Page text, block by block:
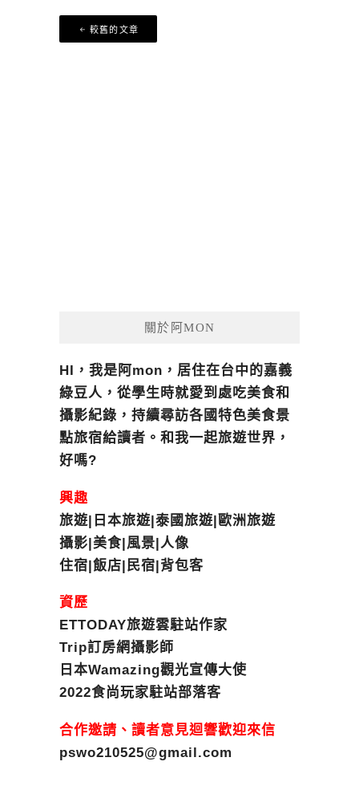
章
較舊的文章
關於阿MON
HI，我是阿mon，居住在台中的嘉義
綠豆人，從學生時就愛到處吃美食和
攝影紀錄，持續尋訪各國特色美食景
點旅宿給讀者。和我一起旅遊世界，
好嗎?
興趣
旅遊|日本旅遊|泰國旅遊|歐洲旅遊
攝影|美食|風景|人像
住宿|飯店|民宿|背包客
資歷
ETTODAY旅遊雲駐站作家
Trip訂房網攝影師
日本Wamazing觀光宣傳大使
2022食尚玩家駐站部落客
合作邀請、讀者意見迴響歡迎來信
pswo210525@gmail.com